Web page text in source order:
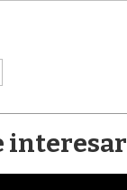
interesar